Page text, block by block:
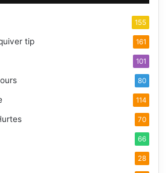
155
tip 161
101
80
114
70
66
28